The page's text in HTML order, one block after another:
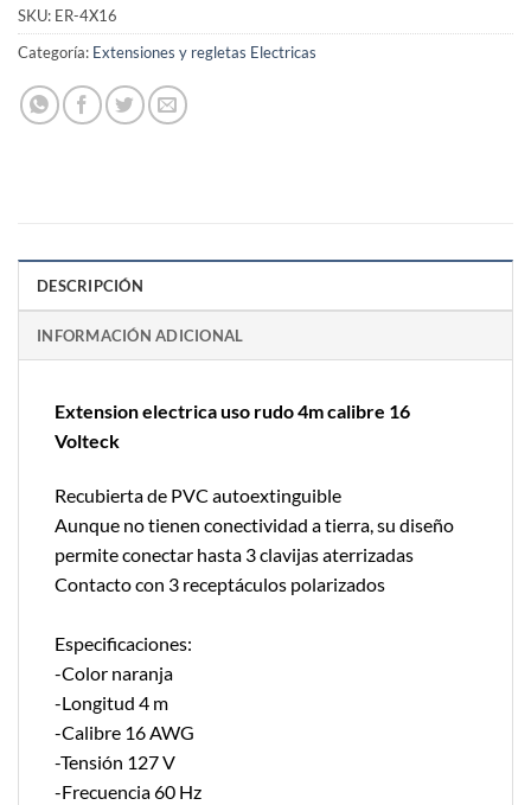
SKU: ER-4X16
Categoría: Extensiones y regletas Electricas
DESCRIPCIÓN
INFORMACIÓN ADICIONAL
Extension electrica uso rudo 4m calibre 16
Volteck
Recubierta de PVC autoextinguible
Aunque no tienen conectividad a tierra, su diseño
permite conectar hasta 3 clavijas aterrizadas
Contacto con 3 receptáculos polarizados
Especificaciones:
-Color naranja
-Longitud 4 m
-Calibre 16 AWG
-Tensión 127 V
-Frecuencia 60 Hz